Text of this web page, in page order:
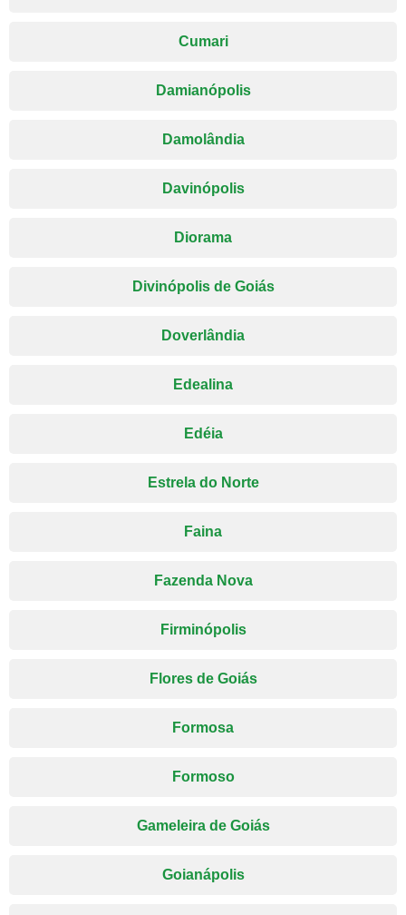
Cumari
Damianópolis
Damolândia
Davinópolis
Diorama
Divinópolis de Goiás
Doverlândia
Edealina
Edéia
Estrela do Norte
Faina
Fazenda Nova
Firminópolis
Flores de Goiás
Formosa
Formoso
Gameleira de Goiás
Goianápolis